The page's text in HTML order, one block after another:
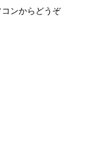
ンからどうぞ